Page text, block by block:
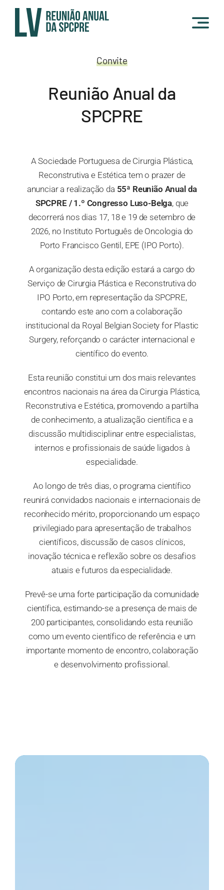
content
Convite
Reunião Anual da
SPCPRE
A Sociedade Portuguesa de Cirurgia Plástica,
Reconstrutiva e Estética tem o prazer de
anunciar a realização da 55ª Reunião Anual da
SPCPRE / 1.º Congresso Luso-Belga, que
decorrerá nos dias 17, 18 e 19 de setembro de
2026, no Instituto Português de Oncologia do
Porto Francisco Gentil, EPE (IPO Porto).
A organização desta edição estará a cargo do
Serviço de Cirurgia Plástica e Reconstrutiva do
IPO Porto, em representação da SPCPRE,
contando este ano com a colaboração
institucional da Royal Belgian Society for Plastic
Surgery, reforçando o carácter internacional e
científico do evento.
Esta reunião constitui um dos mais relevantes
encontros nacionais na área da Cirurgia Plástica,
Reconstrutiva e Estética, promovendo a partilha
de conhecimento, a atualização científica e a
discussão multidisciplinar entre especialistas,
internos e profissionais de saúde ligados à
especialidade.
Ao longo de três dias, o programa científico
reunirá convidados nacionais e internacionais de
reconhecido mérito, proporcionando um espaço
privilegiado para apresentação de trabalhos
científicos, discussão de casos clínicos,
inovação técnica e reflexão sobre os desafios
atuais e futuros da especialidade.
Prevê-se uma forte participação da comunidade
científica, estimando-se a presença de mais de
200 participantes, consolidando esta reunião
como um evento científico de referência e um
importante momento de encontro, colaboração
e desenvolvimento profissional.